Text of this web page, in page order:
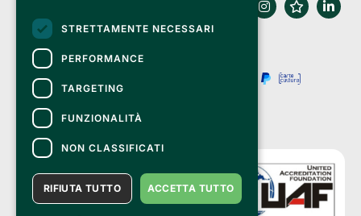
STRETTAMENTE NECESSARI
PERFORMANCE
TARGETING
FUNZIONALITÀ
NON CLASSIFICATI
ACCETTA TUTTO
RIFIUTA TUTTO